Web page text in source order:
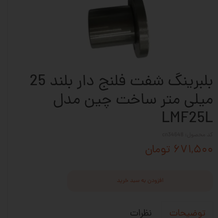
بلبرینگ شفت فلنج دار بلند 25
میلی متر ساخت چین مدل
LMF25L
۶۷۱,۵۰۰ تومان
افزودن به سبد خرید
توضیحات نظرات